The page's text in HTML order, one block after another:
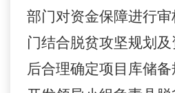
部门对资金保障进行审
门结合脱贫攻坚规划
后合理确定项目库储备